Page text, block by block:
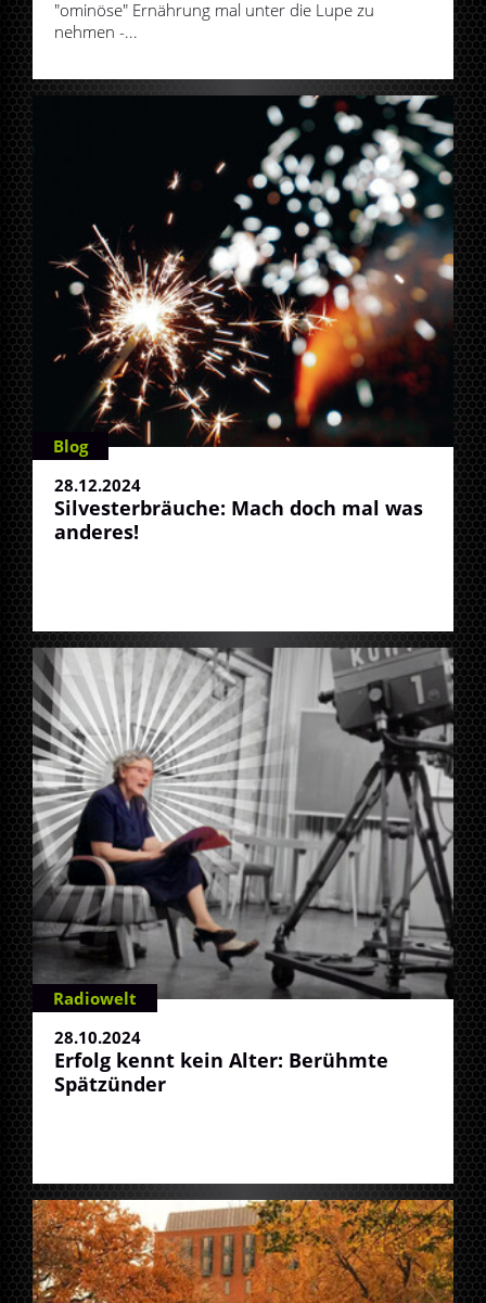
"ominöse" Ernährung mal unter die Lupe zu
nehmen -...
Blog
28.12.2024
Silvesterbräuche: Mach doch mal was
anderes!
Radiowelt
28.10.2024
Erfolg kennt kein Alter: Berühmte
Spätzünder